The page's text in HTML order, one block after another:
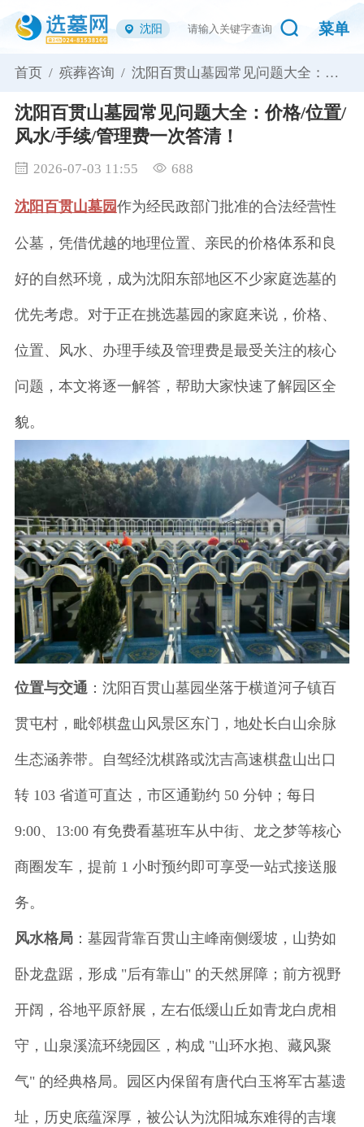
沈阳 菜单
首页 / 殡葬咨询 / 沈阳百贯山墓园常见问题大全：价
清！
沈阳百贯山墓园常见问题大全：价格/位置/
风水/手续/管理费一次答清！
2026-07-03 11:55 688
沈阳百贯山墓园作为经民政部门批准的合法经营性
公墓，凭借优越的地理位置、亲民的价格体系和良
好的自然环境，成为沈阳东部地区不少家庭选墓的
优先考虑。对于正在挑选墓园的家庭来说，价格、
位置、风水、办理手续及管理费是最受关注的核心
问题，本文将逐一解答，帮助大家快速了解园区全
貌。
位置与交通：沈阳百贯山墓园坐落于横道河子镇百
贯屯村，毗邻棋盘山风景区东门，地处长白山余脉
生态涵养带。自驾经沈棋路或沈吉高速棋盘山出口
转 103 省道可直达，市区通勤约 50 分钟；每日
9:00、13:00 有免费看墓班车从中街、龙之梦等核心
商圈发车，提前 1 小时预约即可享受一站式接送服
务。
风水格局：墓园背靠百贯山主峰南侧缓坡，山势如
卧龙盘踞，形成 "后有靠山" 的天然屏障；前方视野
开阔，谷地平原舒展，左右低缓山丘如青龙白虎相
守，山泉溪流环绕园区，构成 "山环水抱、藏风聚
气" 的经典格局。园区内保留有唐代白玉将军古墓遗
址，历史底蕴深厚，被公认为沈阳城东难得的吉壤